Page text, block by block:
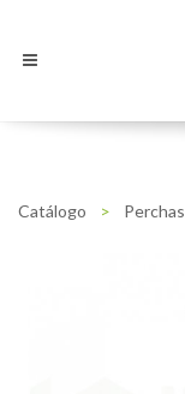
Catálogo > Perchas